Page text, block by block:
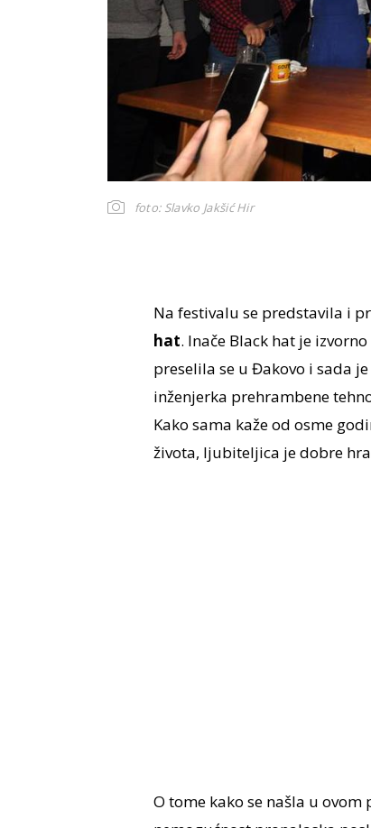
foto: Slavko Jakšić Hir
Na festivalu se predstavila i
hat. Inače Black hat je
preselila se u Đakovo i sada
inženjerka prehrambene
Kako sama kaže od osme
života, ljubiteljica je dobre
O tome kako se našla u ovom